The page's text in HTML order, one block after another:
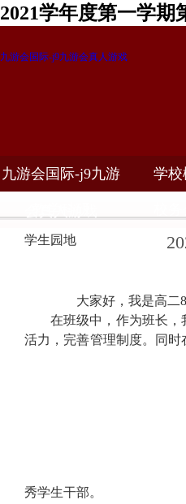
2021学年度第一学期
九游会国际-j9九游会真人游戏
九游会国际-j9九游 学校
学生园地
大家好，我是高二8
在班级中，作为班长
活力，完善管理制度。同
秀学生干部。